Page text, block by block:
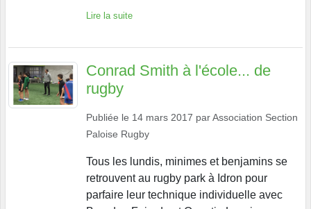
Lire la suite
Conrad Smith à l'école... de
rugby
Publiée le 14 mars 2017 parAssociation Section
Paloise Rugby
Tous les lundis, minimes et benjamins se
retrouvent au rugby park à Idron pour
parfaire leur technique individuelle avec